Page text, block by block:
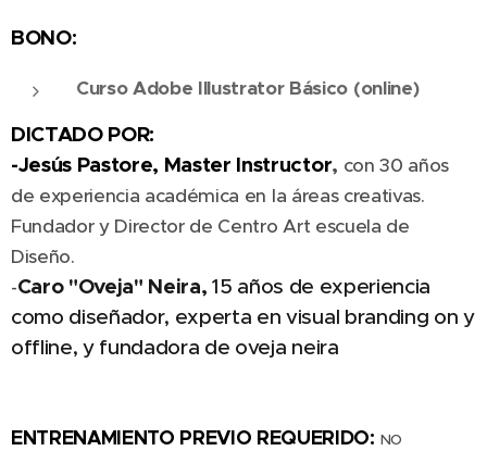
BONO:
Curso Adobe Illustrator Básico (online)
DICTADO POR:
-Jesús Pastore, Master Instructor, con 30 años
de experiencia académica en la áreas creativas.
Fundador y Director de Centro Art escuela de
Diseño.
-Caro "Oveja" Neira,15 años de experiencia
como diseñador, experta en visual branding on y
offline, y fundadora de oveja neira
ENTRENAMIENTO PREVIO REQUERIDO: NO